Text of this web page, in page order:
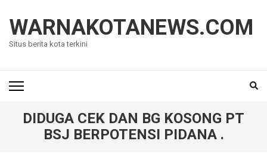
konten
(Tekan
WARNAKOTANEWS.COM
Situs berita kota terkini
DIDUGA CEK DAN BG KOSONG PT
BSJ BERPOTENSI PIDANA .